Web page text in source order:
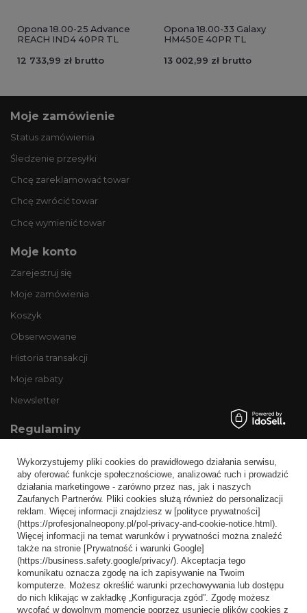
Opona 18.00-25 Advance
REACH IND4 40PR TL
12 733,99 zł brutto
Opona 18.00-33 Galaxy
HM450E 40PR TL
13 002,99 zł brutto
Moje zamówienie
Status zamówienia
Śledzenie przesyłki
Chcę zareklamować towar
Chcę zwrócić towar
Chcę wymienić towar
Moje konto
Zarejestruj się
Moje zamówienia
Koszyk
Obserwowane
Historia transakcji
Moje rabaty
Newsletter
Regulaminy
Wysyłka
Sposoby płatności i prowizje
Regulamin
Polityka prywatności
Odstąpienie od umowy
Popularne kategorie
Opony bezdętkowe
Wykorzystujemy pliki cookies do prawidłowego działania serwisu,
aby oferować funkcje społecznościowe, analizować ruch i prowadzić
działania marketingowe - zarówno przez nas, jak i naszych
Zaufanych Partnerów. Pliki cookies służą również do personalizacji
reklam. Więcej informacji znajdziesz w [polityce prywatności]
(https://profesjonalneopony.pl/pol-privacy-and-cookie-notice.html).
Więcej informacji na temat warunków i prywatności można znaleźć
także na stronie [Prywatność i warunki Google]
(https://business.safety.google/privacy/). Akceptacja tego
komunikatu oznacza zgodę na ich zapisywanie na Twoim
komputerze. Możesz określić warunki przechowywania lub dostępu
do nich klikając w zakładkę „Konfiguracja zgód”. Zgodę możesz
wycofać w dowolnym momencie poprzez usunięcie plików cookies z